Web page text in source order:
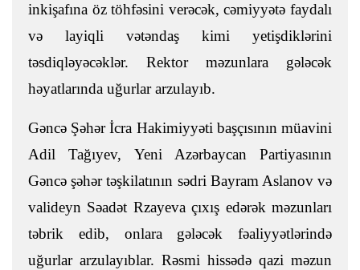
inkişafına öz töhfəsini verəcək, cəmiyyətə faydalı
və layiqli vətəndaş kimi yetişdiklərini
təsdiqləyəcəklər. Rektor məzunlara gələcək
həyatlarında uğurlar arzulayıb.
Gəncə Şəhər İcra Hakimiyyəti başçısının müavini
Adil Tağıyev, Yeni Azərbaycan Partiyasının
Gəncə şəhər təşkilatının sədri Bayram Aslanov və
valideyn Səadət Rzayeva çıxış edərək məzunları
təbrik edib, onlara gələcək fəaliyyətlərində
uğurlar arzulayıblar. Rəsmi hissədə qazi məzun